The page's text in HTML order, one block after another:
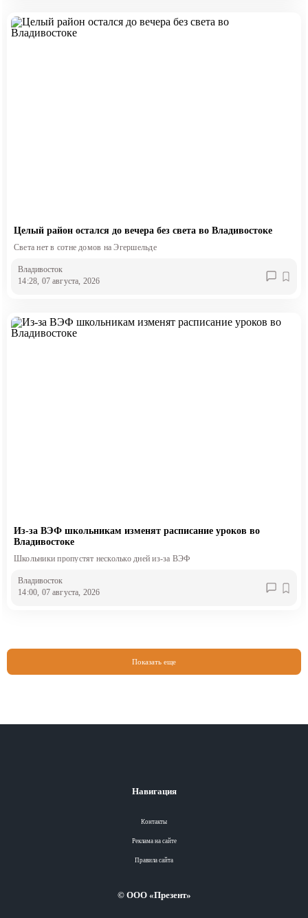
Целый район остался до вечера без света во Владивостоке
Света нет в сотне домов на Эгершельде
Владивосток
14:28, 07 августа, 2026
Из-за ВЭФ школьникам изменят расписание уроков во
Владивостоке
Школьники пропустят несколько дней из-за ВЭФ
Владивосток
14:00, 07 августа, 2026
Показать еще
Навигация
Контакты
Реклама на сайте
Правила сайта
© ООО «Презент»